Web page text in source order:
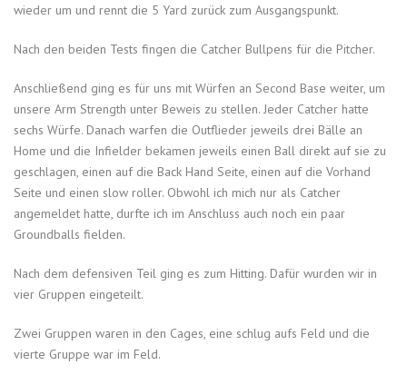
wieder um und rennt die 5 Yard zurück zum Ausgangspunkt.
Nach den beiden Tests fingen die Catcher Bullpens für die Pitcher.
Anschließend ging es für uns mit Würfen an Second Base weiter, um
unsere Arm Strength unter Beweis zu stellen. Jeder Catcher hatte
sechs Würfe. Danach warfen die Outflieder jeweils drei Bälle an
Home und die Infielder bekamen jeweils einen Ball direkt auf sie zu
geschlagen, einen auf die Back Hand Seite, einen auf die Vorhand
Seite und einen slow roller. Obwohl ich mich nur als Catcher
angemeldet hatte, durfte ich im Anschluss auch noch ein paar
Groundballs fielden.
Nach dem defensiven Teil ging es zum Hitting. Dafür wurden wir in
vier Gruppen eingeteilt.
Zwei Gruppen waren in den Cages, eine schlug aufs Feld und die
vierte Gruppe war im Feld.